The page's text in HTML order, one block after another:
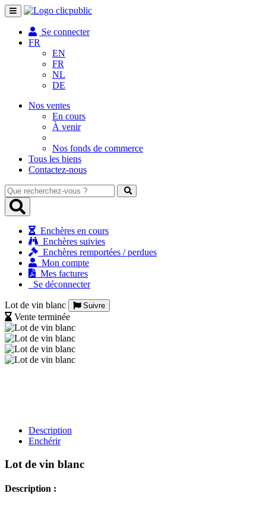
Toggle
navigation
Se connecter
FR
EN
FR
NL
DE
Nos ventes
En cours
À venir
Nos fonds de commerce
Tous les biens
Contactez-nous
Que
recherchez-
vous
Enchères en cours
Enchères suivies
Enchères remportées / perdues
Mon compte
Mes factures
Se déconnecter
Lot de vin blanc Suivre
Vente terminée
Description
Enchérir
Lot de vin blanc
Description :